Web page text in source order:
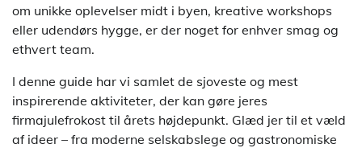
om unikke oplevelser midt i byen, kreative workshops
eller udendørs hygge, er der noget for enhver smag og
ethvert team.
I denne guide har vi samlet de sjoveste og mest
inspirerende aktiviteter, der kan gøre jeres
firmajulefrokost til årets højdepunkt. Glæd jer til et væld
af ideer – fra moderne selskabslege og gastronomiske